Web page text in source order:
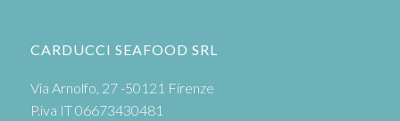
CARDUCCI SEAFOOD SRL
Via Arnolfo, 27 -50121 Firenze
P.iva IT 06673430481